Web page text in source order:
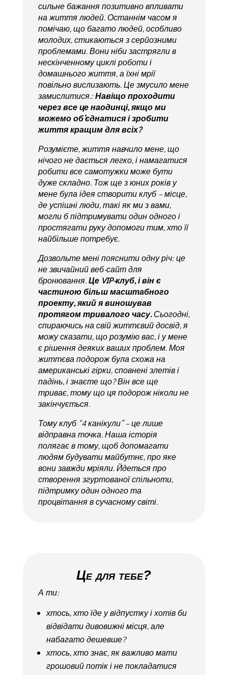
сильне бажання позитивно впливати
на життя людей. Останнім часом я
помічаю, що багато людей, особливо
молодих, стикаються з серйозними
проблемами. Вони ніби застрягли в
нескінченному циклі роботи і
домашнього життя, а їхні мрії
повільно вислизають. Це змусило мене
замислитися.:Навіщо проходити
через все це наодинці, якщо ми
можемо об’єднатися і зробити
життя кращим для всіх?
Розумієте, життя навчило мене, що
нічого не дається легко, і намагатися
робити все самотужки може бути
дуже складно. Тож ще з юних років у
мене була ідея створити клуб – місце,
де успішні люди, такі як ми з вами,
могли б підтримувати один одного і
простягати руку допомоги тим, хто її
найбільше потребує.
Дозвольте мені пояснити одну річ: це
не звичайний веб-сайт для
бронювання.Це VIP-клуб, і він є
частиною більш масштабного
проекту, який я виношував
протягом тривалого часу.Сьогодні,
спираючись на свій життєвий досвід, я
можу сказати, що розумію вас, і у мене
є рішення деяких ваших проблем. Моя
життєва подорож була схожа на
американські гірки, сповнені злетів і
падінь, і знаєте що? Він все ще
триває, тому що ця подорож ніколи не
закінчується.
Тому клуб “4 канікули” – це лише
відправна точка. Наша історія
полягає в тому, щоб допомагати
людям будувати майбутнє, про яке
вони завжди мріяли. Йдеться про
створення згуртованої спільноти,
підтримку один одного та
процвітання в сучасному світі.
Це для тебе?
А ти:
хтось, хто їде у відпустку і хотів би
відвідати дивовижні місця, але
набагато дешевше?
хтось, хто знає, як важливо мати
грошовий потік і не покладатися